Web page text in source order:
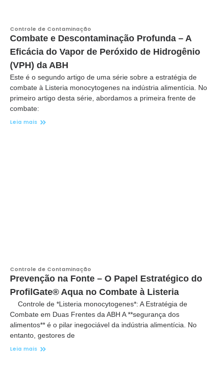
Controle de Contaminação
Combate e Descontaminação Profunda – A
Eficácia do Vapor de Peróxido de Hidrogênio
(VPH) da ABH
Este é o segundo artigo de uma série sobre a estratégia de
combate à Listeria monocytogenes na indústria alimentícia. No
primeiro artigo desta série, abordamos a primeira frente de
combate:
Leia mais
Controle de Contaminação
Prevenção na Fonte – O Papel Estratégico do
ProfilGate® Aqua no Combate à Listeria
Controle de *Listeria monocytogenes*: A Estratégia de
Combate em Duas Frentes da ABH A **segurança dos
alimentos** é o pilar inegociável da indústria alimentícia. No
entanto, gestores de
Leia mais